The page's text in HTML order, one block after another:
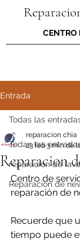
CENTRO
Entrada
Todas las
reparacion de
Reparación de
Todas las
Reparacion
reparacion chia
23 feb3 min de
Centro de
reparación de
Recuerde que
tiempo puede